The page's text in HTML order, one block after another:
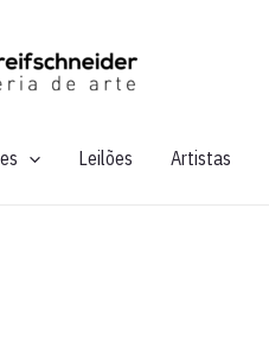
Leilões Artistas